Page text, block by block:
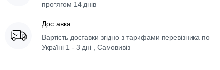
протягом 14 днів
Доставка
Вартість доставки згідно з тарифами перевізника по
Україні 1 - 3 дні , Самовивіз